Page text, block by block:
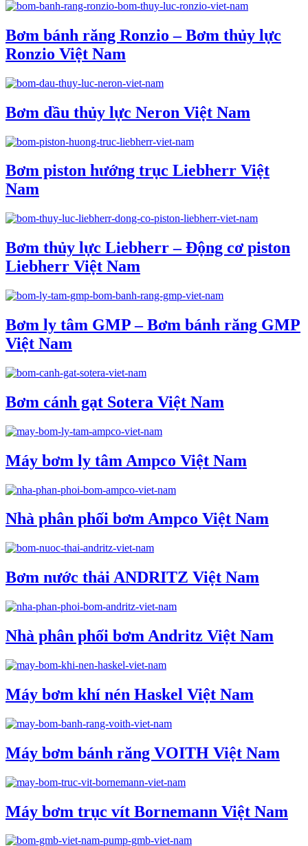
Bơm bánh răng Ronzio – Bơm thủy lực
Ronzio Việt Nam
Bơm dầu thủy lực Neron Việt Nam
Bơm piston hướng trục Liebherr Việt
Nam
Bơm thủy lực Liebherr – Động cơ piston
Liebherr Việt Nam
Bơm ly tâm GMP – Bơm bánh răng GMP
Việt Nam
Bơm cánh gạt Sotera Việt Nam
Máy bơm ly tâm Ampco Việt Nam
Nhà phân phối bơm Ampco Việt Nam
Bơm nước thải ANDRITZ Việt Nam
Nhà phân phối bơm Andritz Việt Nam
Máy bơm khí nén Haskel Việt Nam
Máy bơm bánh răng VOITH Việt Nam
Máy bơm trục vít Bornemann Việt Nam